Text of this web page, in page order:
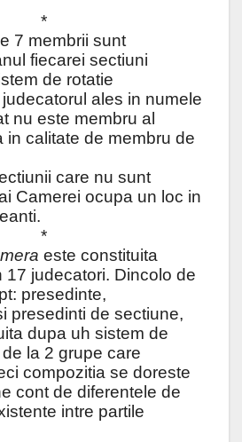
*
7 membrii sunt
fiecarei sectiuni
de rotatie
ales in numele
nu este membru al
in calitate de membru de
care nu sunt
Camerei ocupa un loc in
*
este constituita
17 judecatori. Dincolo de
presedinte,
presedinti de sectiune,
dupa uh sistem de
la 2 grupe care
compozitia se doreste
cont de diferentele de
intre partile